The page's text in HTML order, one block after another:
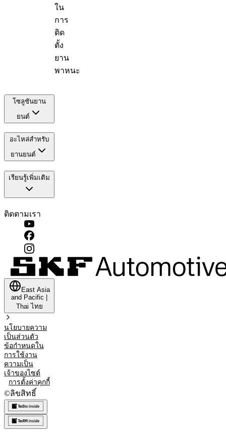
ใน
การ
ติด
ตั้ง
ยาน
พาหนะ
โซลูชันยาน
ยนต์
อะไหล่สำหรับ
ยานยนต์
เรียนรู้เพิ่มเติม
ติดตามเรา
East Asia
and Pacific
Thai ไทย
นโยบายความ
เป็นส่วนตัว
ข้อกำหนดใน
การใช้งาน
ความเป็น
เจ้าของไซต์
การตั้งค่าคุกกี้
©ลิขสิทธิ์